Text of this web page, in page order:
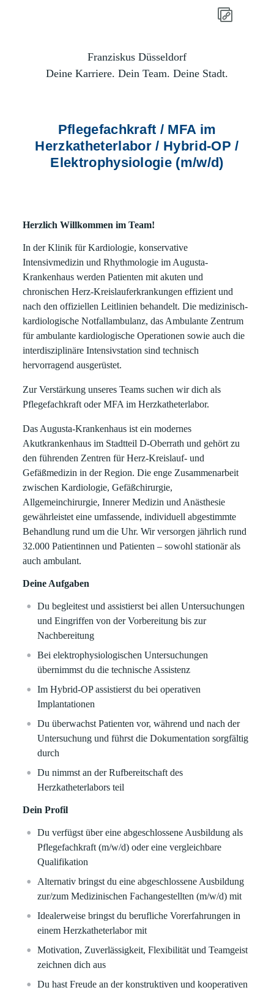
Franziskus Düsseldorf
Deine Karriere. Dein Team. Deine Stadt.
Pflegefachkraft / MFA im
Herzkatheterlabor / Hybrid-OP /
Elektrophysiologie (m/w/d)
Herzlich Willkommen im Team!
In der Klinik für Kardiologie, konservative
Intensivmedizin und Rhythmologie im Augusta-
Krankenhaus werden Patienten mit akuten und
chronischen Herz-Kreislauferkrankungen effizient und
nach den offiziellen Leitlinien behandelt. Die medizinisch-
kardiologische Notfallambulanz, das Ambulante Zentrum
für ambulante kardiologische Operationen sowie auch die
interdisziplinäre Intensivstation sind technisch
hervorragend ausgerüstet.
Zur Verstärkung unseres Teams suchen wir dich als
Pflegefachkraft oder MFA im Herzkatheterlabor.
Das Augusta-Krankenhaus ist ein modernes
Akutkrankenhaus im Stadtteil D-Oberrath und gehört zu
den führenden Zentren für Herz-Kreislauf- und
Gefäßmedizin in der Region. Die enge Zusammenarbeit
zwischen Kardiologie, Gefäßchirurgie,
Allgemeinchirurgie, Innerer Medizin und Anästhesie
gewährleistet eine umfassende, individuell abgestimmte
Behandlung rund um die Uhr. Wir versorgen jährlich rund
32.000 Patientinnen und Patienten – sowohl stationär als
auch ambulant.
Deine Aufgaben
Du begleitest und assistierst bei allen Untersuchungen
und Eingriffen von der Vorbereitung bis zur
Nachbereitung
Bei elektrophysiologischen Untersuchungen
übernimmst du die technische Assistenz
Im Hybrid-OP assistierst du bei operativen
Implantationen
Du überwachst Patienten vor, während und nach der
Untersuchung und führst die Dokumentation sorgfältig
durch
Du nimmst an der Rufbereitschaft des
Herzkatheterlabors teil
Dein Profil
Du verfügst über eine abgeschlossene Ausbildung als
Pflegefachkraft (m/w/d) oder eine vergleichbare
Qualifikation
Alternativ bringst du eine abgeschlossene Ausbildung
zur/zum Medizinischen Fachangestellten (m/w/d) mit
Idealerweise bringst du berufliche Vorerfahrungen in
einem Herzkatheterlabor mit
Motivation, Zuverlässigkeit, Flexibilität und Teamgeist
zeichnen dich aus
Du hast Freude an der konstruktiven und kooperativen